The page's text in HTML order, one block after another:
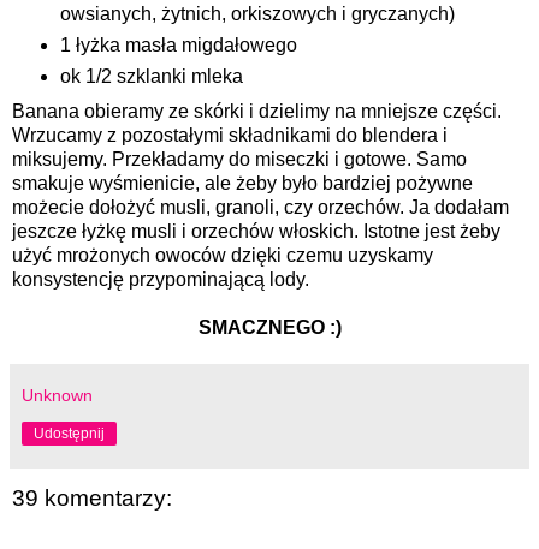
owsianych, żytnich, orkiszowych i gryczanych)
1 łyżka masła migdałowego
ok 1/2 szklanki mleka
Banana obieramy ze skórki i dzielimy na mniejsze części.
Wrzucamy z pozostałymi składnikami do blendera i
miksujemy. Przekładamy do miseczki i gotowe. Samo
smakuje wyśmienicie, ale żeby było bardziej pożywne
możecie dołożyć musli, granoli, czy orzechów. Ja dodałam
jeszcze łyżkę musli i orzechów włoskich. Istotne jest żeby
użyć mrożonych owoców dzięki czemu uzyskamy
konsystencję przypominającą lody.
SMACZNEGO :)
Unknown
Udostępnij
39 komentarzy: